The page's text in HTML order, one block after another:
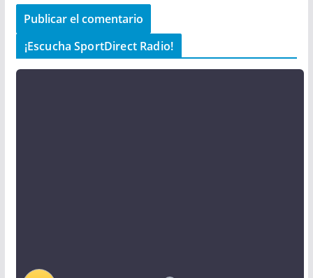
¡Escucha SportDirect Radio!